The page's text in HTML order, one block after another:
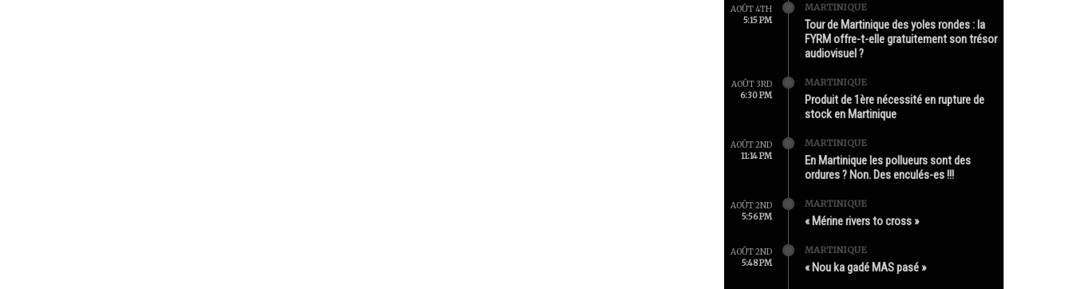
AOÛT 4TH
5:15 PM
MARTINIQUE
Tour de Martinique des yoles rondes : la
FYRM offre-t-elle gratuitement son trésor
audiovisuel ?
AOÛT 3RD
6:30 PM
MARTINIQUE
Produit de 1ère nécessité en rupture de
stock en Martinique
AOÛT 2ND
11:14 PM
MARTINIQUE
En Martinique les pollueurs sont des
ordures ? Non. Des enculés-es !!!
AOÛT 2ND
5:56 PM
MARTINIQUE
« Mérine rivers to cross »
AOÛT 2ND
5:48 PM
MARTINIQUE
« Nou ka gadé MAS pasé »